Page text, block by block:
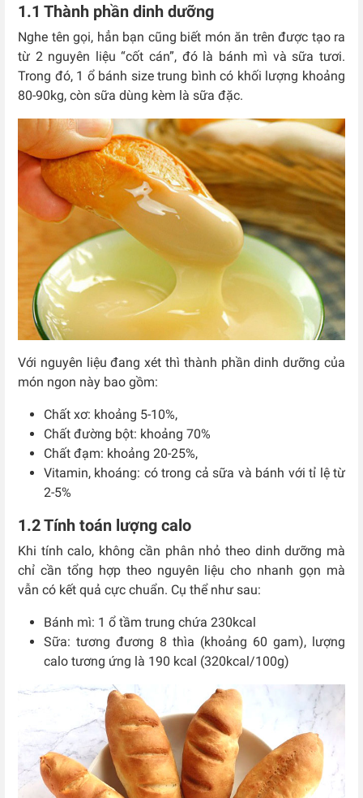
1.1 Thành phần dinh dưỡng
Nghe tên gọi, hẳn bạn cũng biết món ăn trên được tạo ra
từ 2 nguyên liệu “cốt cán”, đó là bánh mì và sữa tươi.
Trong đó, 1 ổ bánh size trung bình có khối lượng khoảng
80-90kg, còn sữa dùng kèm là sữa đặc.
Với nguyên liệu đang xét thì thành phần dinh dưỡng của
món ngon này bao gồm:
Chất xơ: khoảng 5-10%,
Chất đường bột: khoảng 70%
Chất đạm: khoảng 20-25%,
Vitamin, khoáng: có trong cả sữa và bánh với tỉ lệ từ
2-5%
1.2 Tính toán lượng calo
Khi tính calo, không cần phân nhỏ theo dinh dưỡng mà
chỉ cần tổng hợp theo nguyên liệu cho nhanh gọn mà
vẫn có kết quả cực chuẩn. Cụ thể như sau:
Bánh mì: 1 ổ tầm trung chứa 230kcal
Sữa: tương đương 8 thìa (khoảng 60 gam), lượng
calo tương ứng là 190 kcal (320kcal/100g)